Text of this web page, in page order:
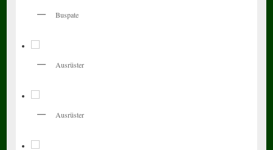
Buspate
Ausrüster
Ausrüster